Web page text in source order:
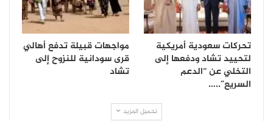
تحركات سعودية أمريكية
لتحييد تشاد ودفعها إلى
التخلي عن “الدعم
السريع”..…
مواجهات قبيلة تدفع أهالي
قرى سودانية للنزوح إلى
تشاد
تحميل المزيد